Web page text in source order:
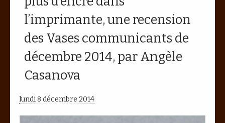
l’imprimante, une recension
des Vases communicants de
décembre 2014, par Angèle
Casanova
lundi 8 décembre 2014